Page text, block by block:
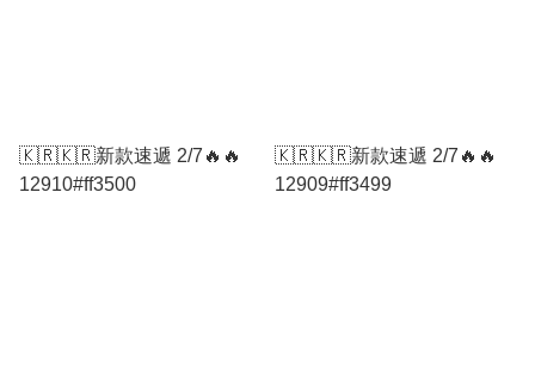
🇰🇷🇰🇷新款速遞 2/7🔥🔥
12910#ff3500
🇰🇷🇰🇷新款速遞 2/7🔥🔥
12909#ff3499